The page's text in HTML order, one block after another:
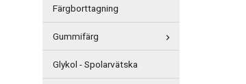
Färgborttagning
Gummifärg
Glykol - Spolarvätska